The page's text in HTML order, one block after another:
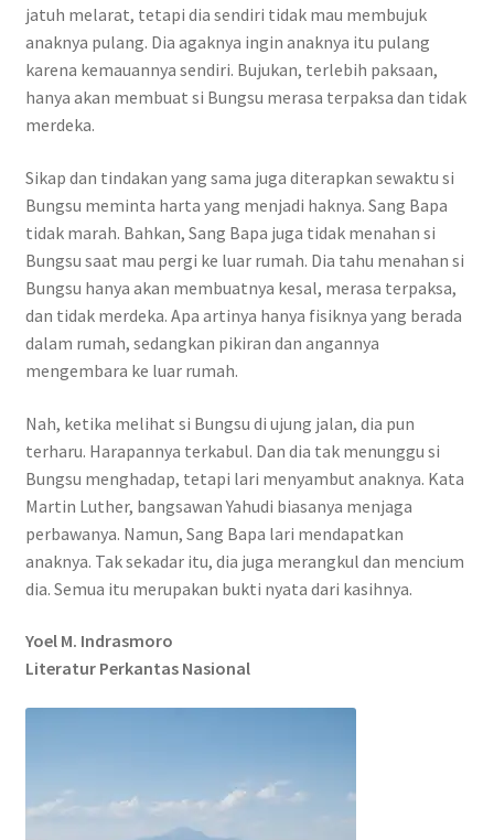
jatuh melarat, tetapi dia sendiri tidak mau membujuk
anaknya pulang. Dia agaknya ingin anaknya itu pulang
karena kemauannya sendiri. Bujukan, terlebih paksaan,
hanya akan membuat si Bungsu merasa terpaksa dan tidak
merdeka.
Sikap dan tindakan yang sama juga diterapkan sewaktu si
Bungsu meminta harta yang menjadi haknya. Sang Bapa
tidak marah. Bahkan, Sang Bapa juga tidak menahan si
Bungsu saat mau pergi ke luar rumah. Dia tahu menahan si
Bungsu hanya akan membuatnya kesal, merasa terpaksa,
dan tidak merdeka. Apa artinya hanya fisiknya yang berada
dalam rumah, sedangkan pikiran dan angannya
mengembara ke luar rumah.
Nah, ketika melihat si Bungsu di ujung jalan, dia pun
terharu. Harapannya terkabul. Dan dia tak menunggu si
Bungsu menghadap, tetapi lari menyambut anaknya. Kata
Martin Luther, bangsawan Yahudi biasanya menjaga
perbawanya. Namun, Sang Bapa lari mendapatkan
anaknya. Tak sekadar itu, dia juga merangkul dan mencium
dia. Semua itu merupakan bukti nyata dari kasihnya.
Yoel M. Indrasmoro
Literatur Perkantas Nasional